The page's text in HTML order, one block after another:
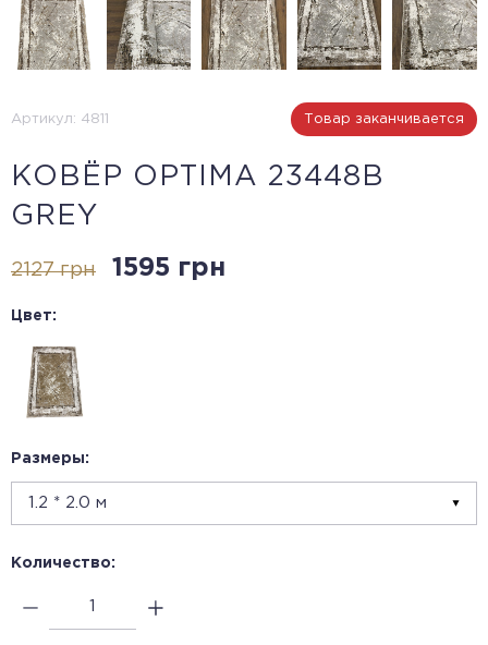
Артикул: 4811 Товар заканчивается
КОВЁР OPTIMA 23448B
GREY
2127 грн 1595 грн
Цвет:
Размеры:
Количество: